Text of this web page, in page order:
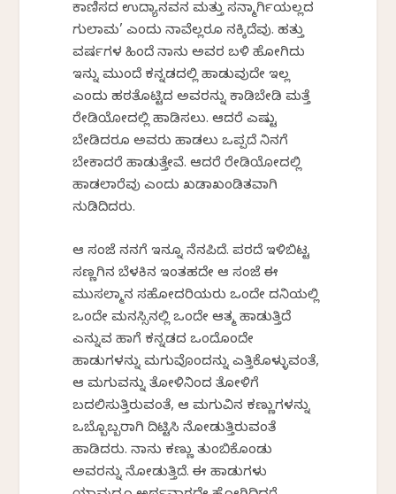
ಕಾಣಿಸದ ಉದ್ಯಾನವನ ಮತ್ತು ಸನ್ಮಾರ್ಗಿಯಲ್ಲದ
ಗುಲಾಮ’ ಎಂದು ನಾವೆಲ್ಲರೂ ನಕ್ಕಿದ್ದೆವು. ಹತ್ತು
ವರ್ಷಗಳ ಹಿಂದೆ ನಾನು ಅವರ ಬಳಿ ಹೋಗಿದ್ದು
ಇನ್ನು ಮುಂದೆ ಕನ್ನಡದಲ್ಲಿ ಹಾಡುವುದೇ ಇಲ್ಲ
ಎಂದು ಹಠತೊಟ್ಟಿದ್ದ ಅವರನ್ನು ಕಾಡಿಬೇಡಿ ಮತ್ತೆ
ರೇಡಿಯೋದಲ್ಲಿ ಹಾಡಿಸಲು. ಆದರೆ ಎಷ್ಟು
ಬೇಡಿದರೂ ಅವರು ಹಾಡಲು ಒಪ್ಪದೆ ನಿನಗೆ
ಬೇಕಾದರೆ ಹಾಡುತ್ತೇವೆ. ಆದರೆ ರೇಡಿಯೋದಲ್ಲಿ
ಹಾಡಲಾರೆವು ಎಂದು ಖಡಾಖಂಡಿತವಾಗಿ
ನುಡಿದಿದ್ದರು.
ಆ ಸಂಜೆ ನನಗೆ ಇನ್ನೂ ನೆನಪಿದೆ. ಪರದೆ ಇಳಿಬಿಟ್ಟ
ಸಣ್ಣಗಿನ ಬೆಳಕಿನ ಇಂತಹದೇ ಆ ಸಂಜೆ ಈ
ಮುಸಲ್ಮಾನ ಸಹೋದರಿಯರು ಒಂದೇ ದನಿಯಲ್ಲಿ
ಒಂದೇ ಮನಸ್ಸಿನಲ್ಲಿ ಒಂದೇ ಆತ್ಮ ಹಾಡುತ್ತಿದೆ
ಎನ್ನುವ ಹಾಗೆ ಕನ್ನಡದ ಒಂದೊಂದೇ
ಹಾಡುಗಳನ್ನು ಮಗುವೊಂದನ್ನು ಎತ್ತಿಕೊಳ್ಳುವಂತೆ,
ಆ ಮಗುವನ್ನು ತೋಳಿನಿಂದ ತೋಳಿಗೆ
ಬದಲಿಸುತ್ತಿರುವಂತೆ, ಆ ಮಗುವಿನ ಕಣ್ಣುಗಳನ್ನು
ಒಬ್ಬೊಬ್ಬರಾಗಿ ದಿಟ್ಟಿಸಿ ನೋಡುತ್ತಿರುವಂತೆ
ಹಾಡಿದ್ದರು. ನಾನು ಕಣ್ಣು ತುಂಬಿಕೊಂಡು
ಅವರನ್ನು ನೋಡುತ್ತಿದ್ದೆ. ಈ ಹಾಡುಗಳು